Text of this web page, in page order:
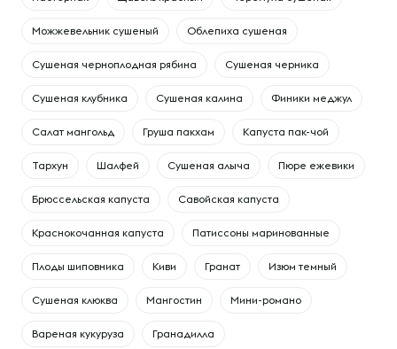
Можжевельник сушеный Облепиха сушеная
Сушеная черноплодная рябина Сушеная черника
Сушеная клубника Сушеная калина Финики меджул
Cалат мангольд Груша пакхам Капуста пак-чой
Тархун Шалфей Сушеная алыча Пюре ежевики
Брюссельская капуста Савойская капуста
Краснокочанная капуста Патиссоны маринованные
Плоды шиповника Киви Гранат Изюм темный
Сушеная клюква Мангостин Мини-романо
Вареная кукуруза Гранадилла